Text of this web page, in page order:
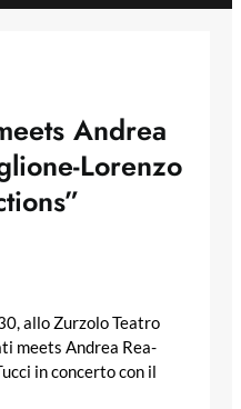
Andrea
Lorenzo
allo Zurzolo Teatro
meets Andrea Rea-
in concerto con il